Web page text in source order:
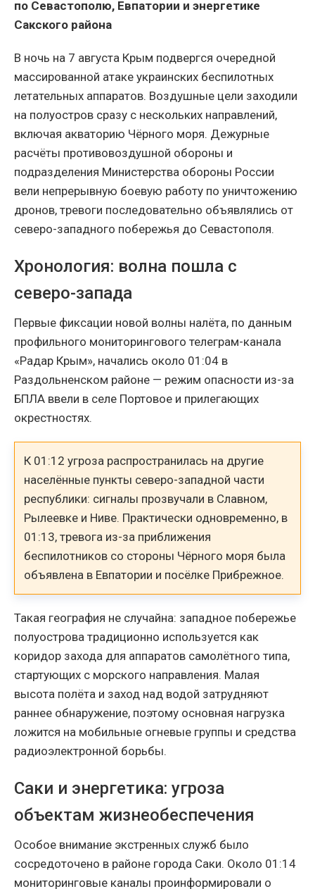
по Севастополю, Евпатории и энергетике
Сакского района
В ночь на 7 августа Крым подвергся очередной
массированной атаке украинских беспилотных
летательных аппаратов. Воздушные цели заходили
на полуостров сразу с нескольких направлений,
включая акваторию Чёрного моря. Дежурные
расчёты противовоздушной обороны и
подразделения Министерства обороны России
вели непрерывную боевую работу по уничтожению
дронов, тревоги последовательно объявлялись от
северо-западного побережья до Севастополя.
Хронология: волна пошла с
северо-запада
Первые фиксации новой волны налёта, по данным
профильного мониторингового телеграм-канала
«Радар Крым», начались около 01:04 в
Раздольненском районе — режим опасности из-за
БПЛА ввели в селе Портовое и прилегающих
окрестностях.
К 01:12 угроза распространилась на другие
населённые пункты северо-западной части
республики: сигналы прозвучали в Славном,
Рылеевке и Ниве. Практически одновременно, в
01:13, тревога из-за приближения
беспилотников со стороны Чёрного моря была
объявлена в Евпатории и посёлке Прибрежное.
Такая география не случайна: западное побережье
полуострова традиционно используется как
коридор захода для аппаратов самолётного типа,
стартующих с морского направления. Малая
высота полёта и заход над водой затрудняют
раннее обнаружение, поэтому основная нагрузка
ложится на мобильные огневые группы и средства
радиоэлектронной борьбы.
Саки и энергетика: угроза
объектам жизнеобеспечения
Особое внимание экстренных служб было
сосредоточено в районе города Саки. Около 01:14
мониторинговые каналы проинформировали о